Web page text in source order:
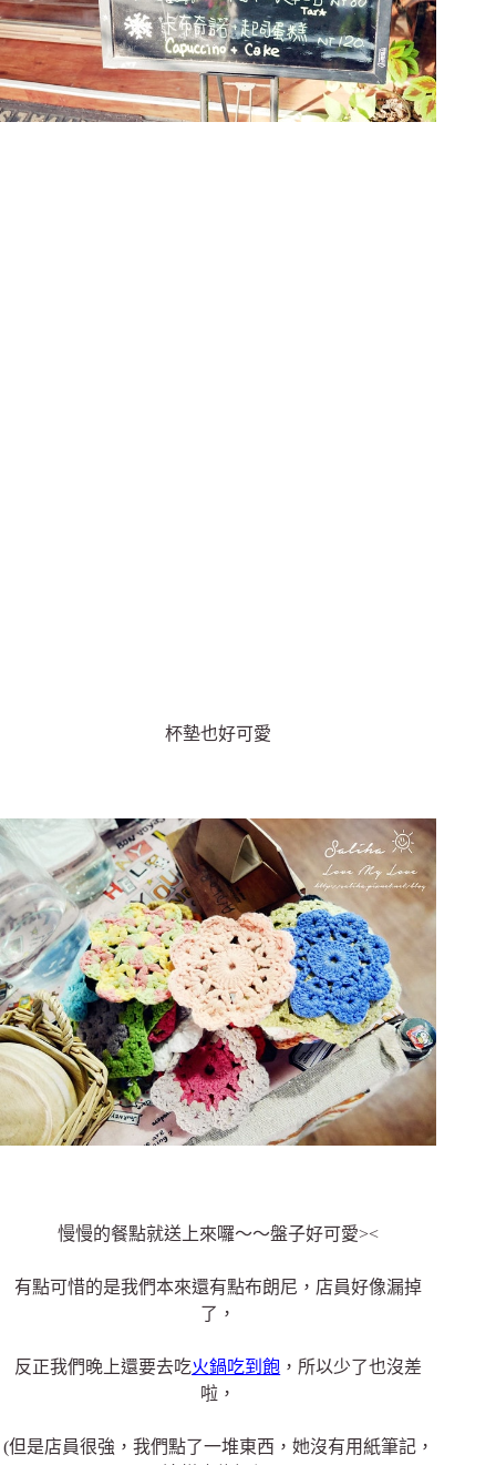
杯墊也好可愛
慢慢的餐點就送上來囉～～盤子好可愛><
有點可惜的是我們本來還有點布朗尼，店員好像漏掉
了，
反正我們晚上還要去吃火鍋吃到飽 ，所以少了也沒差
啦，
(但是店員很強，我們點了一堆東西，她沒有用紙筆記，